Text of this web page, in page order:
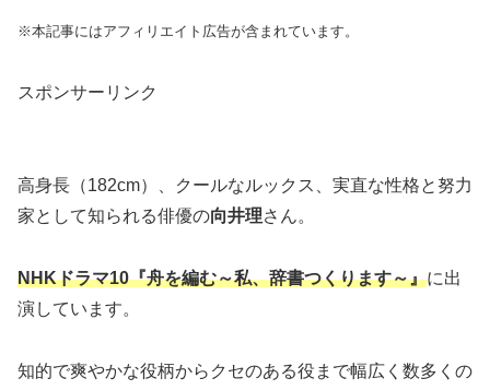
※本記事にはアフィリエイト広告が含まれています。
スポンサーリンク
高身長（182cm）、クールなルックス、実直な性格と努力
家として知られる俳優の向井理さん。
NHKドラマ10『舟を編む～私、辞書つくります～』に出
演しています。
知的で爽やかな役柄からクセのある役まで幅広く数多くの